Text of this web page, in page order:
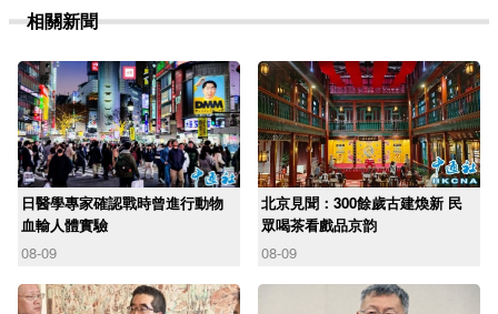
相關新聞
日醫學專家確認戰時曾進行動物
血輸人體實驗
08-09
北京見聞：300餘歲古建煥新 民
眾喝茶看戲品京韵
08-09